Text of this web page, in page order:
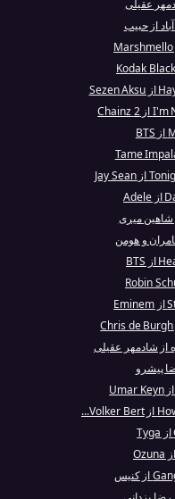
عقیلی
از حبیب
شاهین میری
و هومن
از شادمهر عقیلی
پیشرو